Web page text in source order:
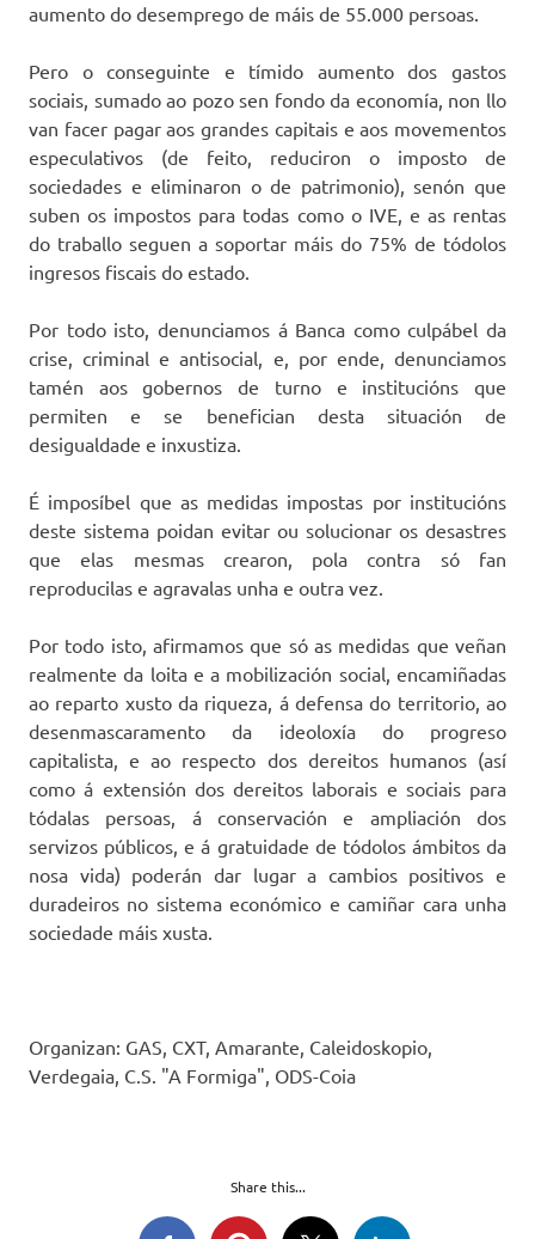
aumento do desemprego de máis de 55.000 persoas.
Pero o conseguinte e tímido aumento dos gastos
sociais, sumado ao pozo sen fondo da economía, non llo
van facer pagar aos grandes capitais e aos movementos
especulativos (de feito, reduciron o imposto de
sociedades e eliminaron o de patrimonio), senón que
suben os impostos para todas como o IVE, e as rentas
do traballo seguen a soportar máis do 75% de tódolos
ingresos fiscais do estado.
Por todo isto, denunciamos á Banca como culpábel da
crise, criminal e antisocial, e, por ende, denunciamos
tamén aos gobernos de turno e institucións que
permiten e se benefician desta situación de
desigualdade e inxustiza.
É imposíbel que as medidas impostas por institucións
deste sistema poidan evitar ou solucionar os desastres
que elas mesmas crearon, pola contra só fan
reproducilas e agravalas unha e outra vez.
Por todo isto, afirmamos que só as medidas que veñan
realmente da loita e a mobilización social, encamiñadas
ao reparto xusto da riqueza, á defensa do territorio, ao
desenmascaramento da ideoloxía do progreso
capitalista, e ao respecto dos dereitos humanos (así
como á extensión dos dereitos laborais e sociais para
tódalas persoas, á conservación e ampliación dos
servizos públicos, e á gratuidade de tódolos ámbitos da
nosa vida) poderán dar lugar a cambios positivos e
duradeiros no sistema económico e camiñar cara unha
sociedade máis xusta.
Organizan: GAS, CXT, Amarante, Caleidoskopio,
Verdegaia, C.S. "A Formiga", ODS-Coia
Share this...